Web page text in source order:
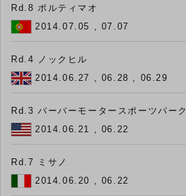
Rd.8 ポルティマオ
2014.07.05 , 07.07
Rd.4 ノックヒル
2014.06.27 , 06.28 , 06.29
Rd.3 バーバーモータースポーツパーク
2014.06.21 , 06.22
Rd.7 ミサノ
2014.06.20 , 06.22